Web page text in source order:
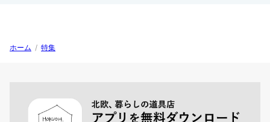
ホーム / 特集